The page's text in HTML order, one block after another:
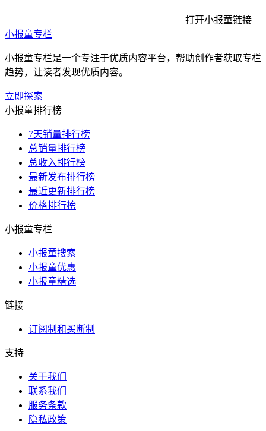
打开小报童链接
小报童专栏
小报童专栏是一个专注于优质内容平台，帮助创作者获取专栏
趋势，让读者发现优质内容。
立即探索
小报童排行榜
7天销量排行榜
总销量排行榜
总收入排行榜
最新发布排行榜
最近更新排行榜
价格排行榜
小报童专栏
小报童搜索
小报童优惠
小报童精选
链接
订阅制和买断制
支持
关于我们
联系我们
服务条款
隐私政策